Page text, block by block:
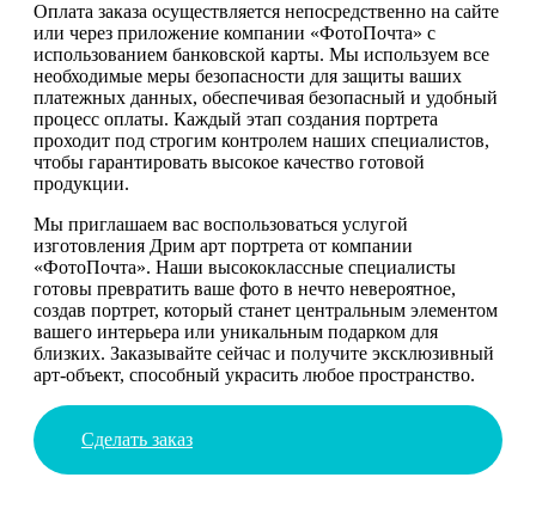
Оплата заказа осуществляется непосредственно на сайте
или через приложение компании «ФотоПочта» с
использованием банковской карты. Мы используем все
необходимые меры безопасности для защиты ваших
платежных данных, обеспечивая безопасный и удобный
процесс оплаты. Каждый этап создания портрета
проходит под строгим контролем наших специалистов,
чтобы гарантировать высокое качество готовой
продукции.
Мы приглашаем вас воспользоваться услугой
изготовления Дрим арт портрета от компании
«ФотоПочта». Наши высококлассные специалисты
готовы превратить ваше фото в нечто невероятное,
создав портрет, который станет центральным элементом
вашего интерьера или уникальным подарком для
близких. Заказывайте сейчас и получите эксклюзивный
арт-объект, способный украсить любое пространство.
Сделать заказ